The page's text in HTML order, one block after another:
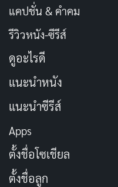
ปั้น ซูชิ หรือแม้แต่ขนมขบ
สิ่งใหม่สำหรับ Marie หา
ตกตะลึง คุณจะได้ความรู้
แคปชั่น & คำคม
รีวิวหนัง-ซีรีส์
ดูอะไรดี
แนะนำหนัง
แนะนำซีรีส์
Apps
ตั้งชื่อโซเชียล
ตั้งชื่อลูก